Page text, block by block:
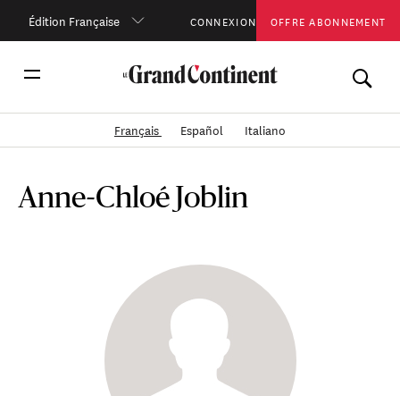
Édition Française CONNEXION OFFRE ABONNEMENT
Français Español Italiano
Anne-Chloé Joblin